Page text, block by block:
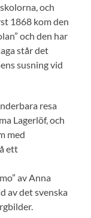
och
1868 kom den
och den har
står det
susning vid
resa
Lagerlöf, och
med
ett
av Anna
av det svenska